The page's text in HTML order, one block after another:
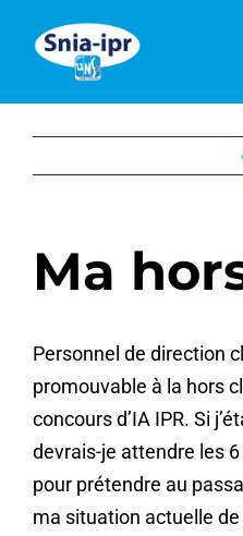
Ma
Personnel de direction
promouvable à la hors
concours d’IA IPR. Si
devrais-je attendre les
pour prétendre au
ma situation actuelle de